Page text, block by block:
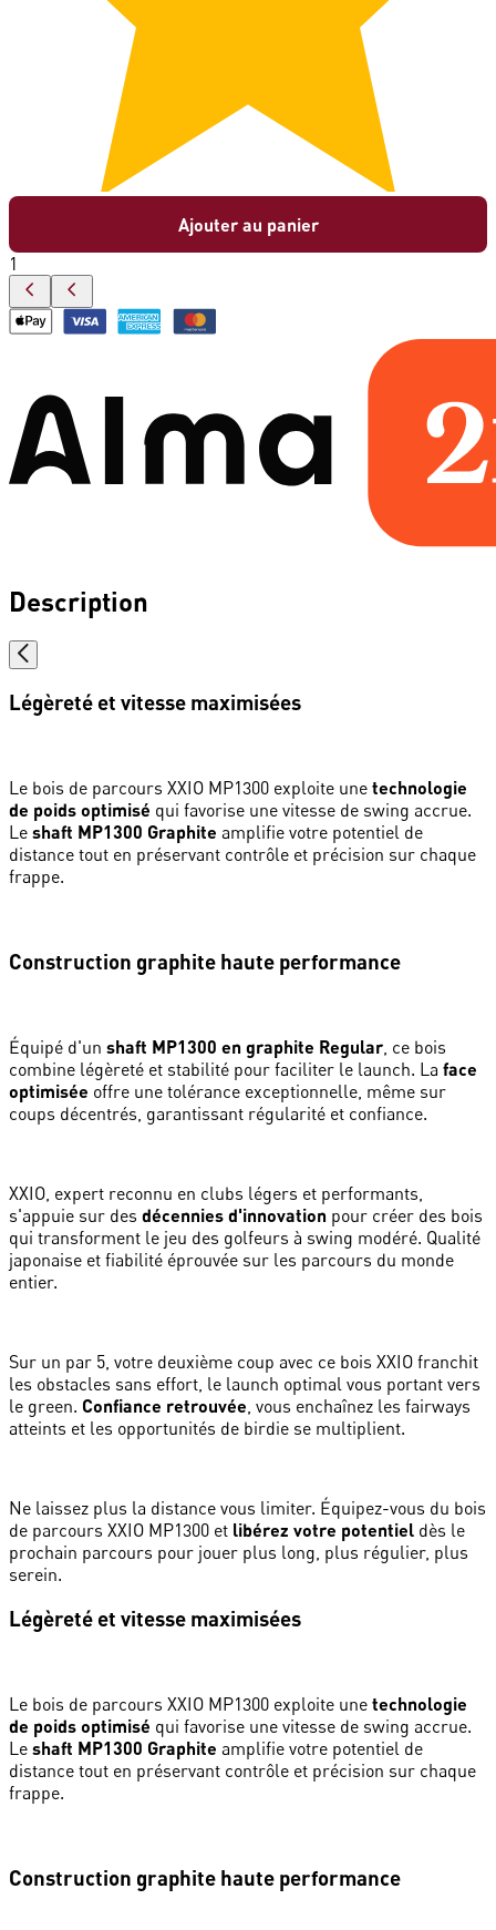
Ajouter au panier
1
Description
Légèreté et vitesse maximisées
Le bois de parcours XXIO MP1300 exploite une technologie
de poids optimisé qui favorise une vitesse de swing accrue.
Le shaft MP1300 Graphite amplifie votre potentiel de
distance tout en préservant contrôle et précision sur chaque
frappe.
Construction graphite haute performance
Équipé d'un shaft MP1300 en graphite Regular , ce bois
combine légèreté et stabilité pour faciliter le launch. La face
optimisée offre une tolérance exceptionnelle, même sur
coups décentrés, garantissant régularité et confiance.
XXIO, expert reconnu en clubs légers et performants,
s'appuie sur des décennies d'innovation pour créer des bois
qui transforment le jeu des golfeurs à swing modéré. Qualité
japonaise et fiabilité éprouvée sur les parcours du monde
entier.
Sur un par 5, votre deuxième coup avec ce bois XXIO franchit
les obstacles sans effort, le launch optimal vous portant vers
le green. Confiance retrouvée , vous enchaînez les fairways
atteints et les opportunités de birdie se multiplient.
Ne laissez plus la distance vous limiter. Équipez-vous du bois
de parcours XXIO MP1300 et libérez votre potentiel dès le
prochain parcours pour jouer plus long, plus régulier, plus
serein.
Légèreté et vitesse maximisées
Le bois de parcours XXIO MP1300 exploite une technologie
de poids optimisé qui favorise une vitesse de swing accrue.
Le shaft MP1300 Graphite amplifie votre potentiel de
distance tout en préservant contrôle et précision sur chaque
frappe.
Construction graphite haute performance